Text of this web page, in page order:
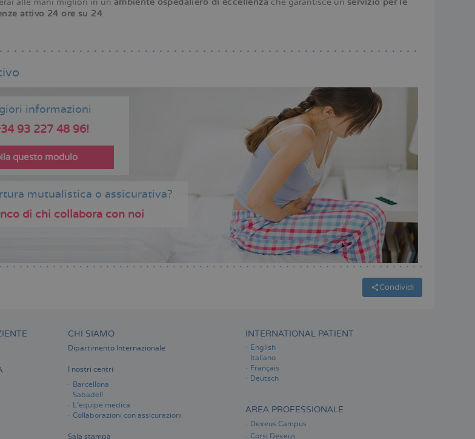
alle mani migliori in un ambiente ospedaliero di eccellenza che garantisce un servizio per le
attivo 24 ore su 24.
informazioni
93 227 48 96!
questo modulo
mutualistica o assicurativa?
di chi collabora con noi
Condividi
CHI SIAMO
Dipartimento Internazionale
I nostri centri
Barcellona
Sabadell
L'équipe medica
Collaborazioni con assicurazioni
Sala stampa
INTERNATIONAL PATIENT
English
Italiano
Français
Deutsch
AREA PROFESSIONALE
Dexeus Campus
Corsi Dexeus